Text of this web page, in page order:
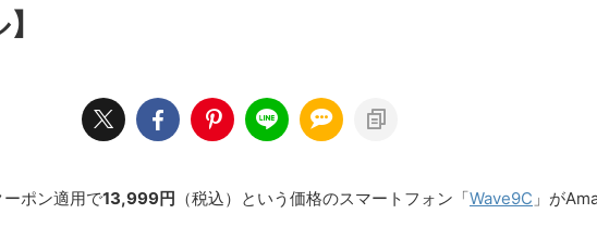
ポン適用で13,999円 （税込）という価格のスマートフォン「Wave9C 」が